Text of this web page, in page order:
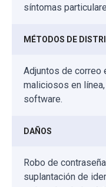
síntomas
MÉTODOS DE
Adjuntos de correo
maliciosos en
software.
DAÑOS
Robo de
suplantación de